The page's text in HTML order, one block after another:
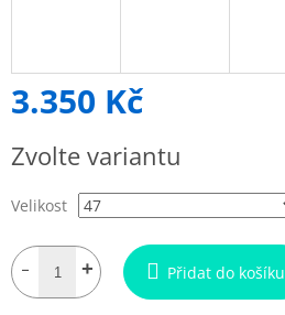
3.350 Kč
cena:
Zvolte variantu
Velikost
Přidat do košíku